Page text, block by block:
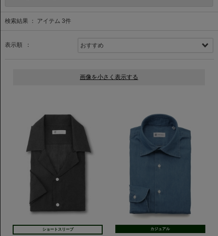
検索結果 ： アイテム 3件
表示順 ：
ショートスリーブ カジュアル